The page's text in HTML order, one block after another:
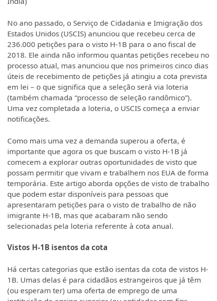
No ano passado, o Serviço de Cidadania e Imigração dos
Estados Unidos (USCIS) anunciou que recebeu cerca de
236.000 petições para o visto H-1B para o ano fiscal de
2018. Ele ainda não informou quantas petições recebeu no
processo atual, mas anunciou que nos primeiros cinco dias
úteis de recebimento de petições já atingiu a cota prevista
em lei – o que significa que a seleção será via loteria
(também chamada “processo de seleção randômico”).
Uma vez completada a loteria, o USCIS começa a enviar
notificações.
Como mais uma vez a demanda superou a oferta, é
importante que agora os que buscam o visto H-1B já
comecem a explorar outras oportunidades de visto que
possam permitir que vivam e trabalhem nos EUA de forma
temporária. Este artigo aborda opções de visto de trabalho
que podem estar disponíveis para pessoas que
apresentaram petições para o visto de trabalho de não
imigrante H-1B, mas que acabaram não sendo
selecionadas pela loteria referente à cota anual.
Vistos H-1B isentos da cota
Há certas categorias que estão isentas da cota de vistos H-
1B. Umas delas é para cidadãos estrangeiros que já têm
(ou esperam ter) uma oferta de emprego de uma